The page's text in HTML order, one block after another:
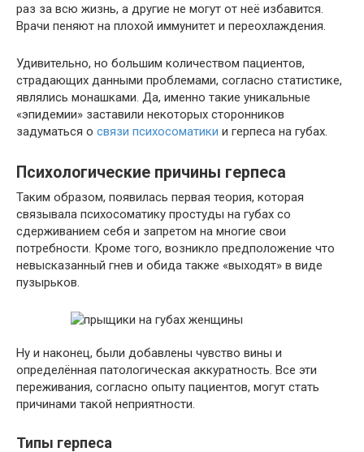
раз за всю жизнь, а другие не могут от неё избавится.
Врачи пеняют на плохой иммунитет и переохлаждения.
Удивительно, но большим количеством пациентов,
страдающих данными проблемами, согласно статистике,
являлись монашками. Да, именно такие уникальные
«эпидемии» заставили некоторых сторонников
задуматься о связи психосоматики и герпеса на губах.
Психологические причины герпеса
Таким образом, появилась первая теория, которая
связывала психосоматику простуды на губах со
сдерживанием себя и запретом на многие свои
потребности. Кроме того, возникло предположение что
невысказанный гнев и обида также «выходят» в виде
пузырьков.
Ну и наконец, были добавлены чувство вины и
определённая патологическая аккуратность. Все эти
переживания, согласно опыту пациентов, могут стать
причинами такой неприятности.
Типы герпеса